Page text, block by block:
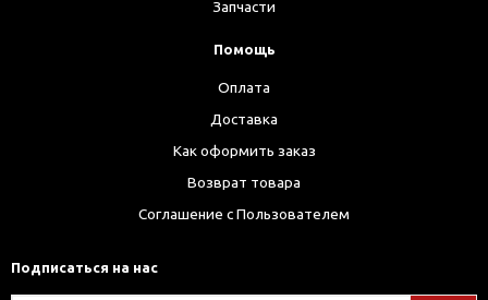
Запчасти
Помощь
Оплата
Доставка
Как оформить заказ
Возврат товара
Соглашение с Пользователем
Подписаться на нас